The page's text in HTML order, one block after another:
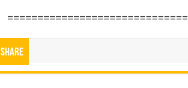
==============================
Share